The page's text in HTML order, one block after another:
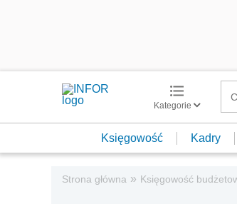
Kategorie
Księgowość Kadry
Strona główna » Księgowość